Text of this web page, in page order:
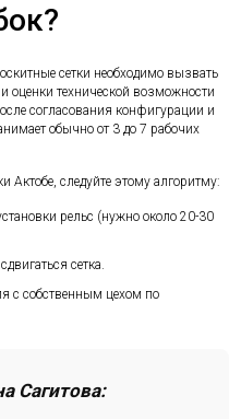
сетки необходимо вызвать
оценки технической возможности
согласования конфигурации и
обычно от 3 до 7 рабочих
следуйте этому алгоритму:
рельс (нужно около 20-30
сетка.
с собственным цехом по
Сагитова: